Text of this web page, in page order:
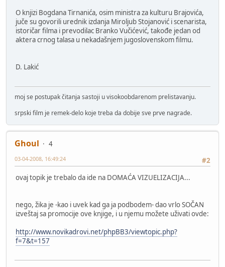
O knjizi Bogdana Tirnanića, osim ministra za kulturu Brajovića,
juče su govorili urednik izdanja Miroljub Stojanović i scenarista,
istoričar filma i prevodilac Branko Vučićević, takođe jedan od
aktera crnog talasa u nekadašnjem jugoslovenskom filmu.
D. Lakić
moj se postupak čitanja sastoji u visokoobdarenom prelistavanju.
srpski film je remek-delo koje treba da dobije sve prve nagrade.
Ghoul
4
#2
03-04-2008, 16:49:24
ovaj topik je trebalo da ide na DOMAĆA VIZUELIZACIJA...
nego, žika je -kao i uvek kad ga ja podbodem- dao vrlo SOČAN
izveštaj sa promocije ove knjige, i u njemu možete uživati ovde:
http://www.novikadrovi.net/phpBB3/viewtopic.php?
f=7&t=157